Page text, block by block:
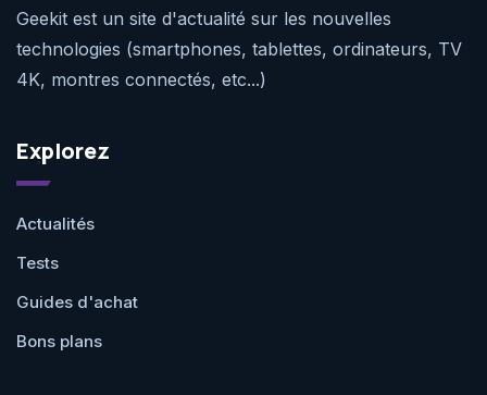
Geekit est un site d'actualité sur les nouvelles
technologies (smartphones, tablettes, ordinateurs, TV
4K, montres connectés, etc...)
Explorez
Actualités
Tests
Guides d'achat
Bons plans